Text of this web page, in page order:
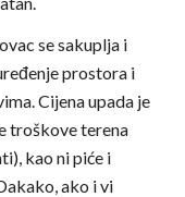
se sakuplja i
prostora i
Cijena upada je
troškove terena
kao ni piće i
ako i vi